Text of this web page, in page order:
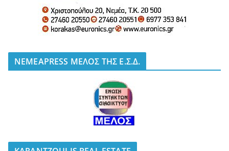
NEMEAPRESS ΜΕΛΟΣ ΤΗΣ Ε.Σ.Δ.